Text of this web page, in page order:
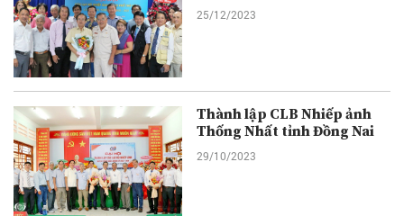
25/12/2023
Thành lập CLB Nhiếp ảnh
Thống Nhất tỉnh Đồng Nai
29/10/2023